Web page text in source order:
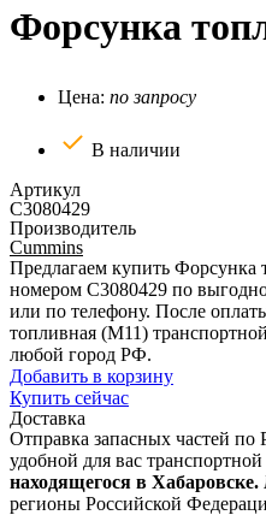
Форсунка
Цена: по запросу
В наличии
Артикул
C3080429
Производитель
Cummins
Предлагаем купить
номером C3080429 по
или по телефону. После
топливная (М11)
любой город РФ.
Добавить в корзину
Купить сейчас
Доставка
Отправка запасных частей по
удобной для вас
находящегося в Хабаровске.
регионы Российской